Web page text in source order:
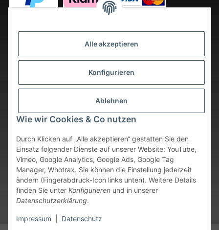
Alle akzeptieren
Konfigurieren
Ablehnen
Wie wir Cookies & Co nutzen
Durch Klicken auf „Alle akzeptieren“ gestatten Sie den
Einsatz folgender Dienste auf unserer Website: YouTube,
Vimeo, Google Analytics, Google Ads, Google Tag
Manager, Whotrax. Sie können die Einstellung jederzeit
ändern (Fingerabdruck-Icon links unten). Weitere Details
finden Sie unter Konfigurieren und in unserer
Datenschutzerklärung.
Impressum Datenschutz
Vertrag widerrufen
* Alle Preise inkl. gesetzlicher USt., zzgl.Versand
verfügbaren Artikeln erfolgt der Versand innerhalb von 24